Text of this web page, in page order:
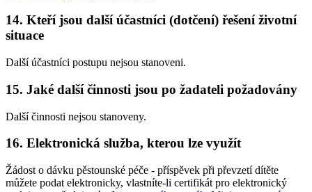
14. Kteří jsou další účastníci (dotčení) řešení životní
situace
Další účastníci postupu nejsou stanoveni.
15. Jaké další činnosti jsou po žadateli požadovány
Další činnosti nejsou stanoveny.
16. Elektronická služba, kterou lze využít
Žádost o dávku pěstounské péče - příspěvek při převzetí dítěte
můžete podat elektronicky, vlastníte-li certifikát pro elektronický